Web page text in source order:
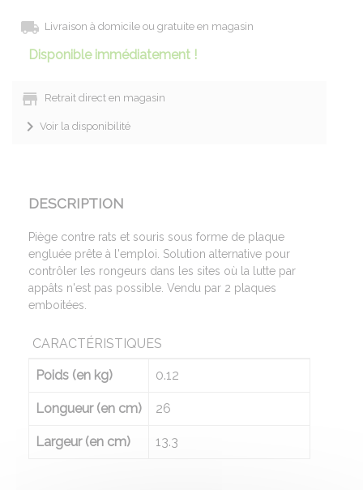
Livraison à domicile ou gratuite en magasin
Disponible immédiatement !
Retrait direct en magasin
Voir la disponibilité
DESCRIPTION
Piège contre rats et souris sous forme de plaque
engluée prête à l'emploi. Solution alternative pour
contrôler les rongeurs dans les sites où la lutte par
appâts n'est pas possible. Vendu par 2 plaques
emboitées.
CARACTÉRISTIQUES
Poids (en kg) 0.12
Longueur (en cm) 26
Largeur (en cm) 13.3